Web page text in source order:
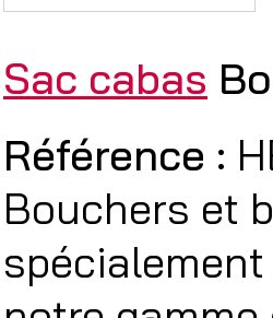
Sac cabas
Référence :
Bouchers et